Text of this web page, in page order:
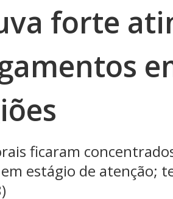
forte
ficaram
estágio de atenção;